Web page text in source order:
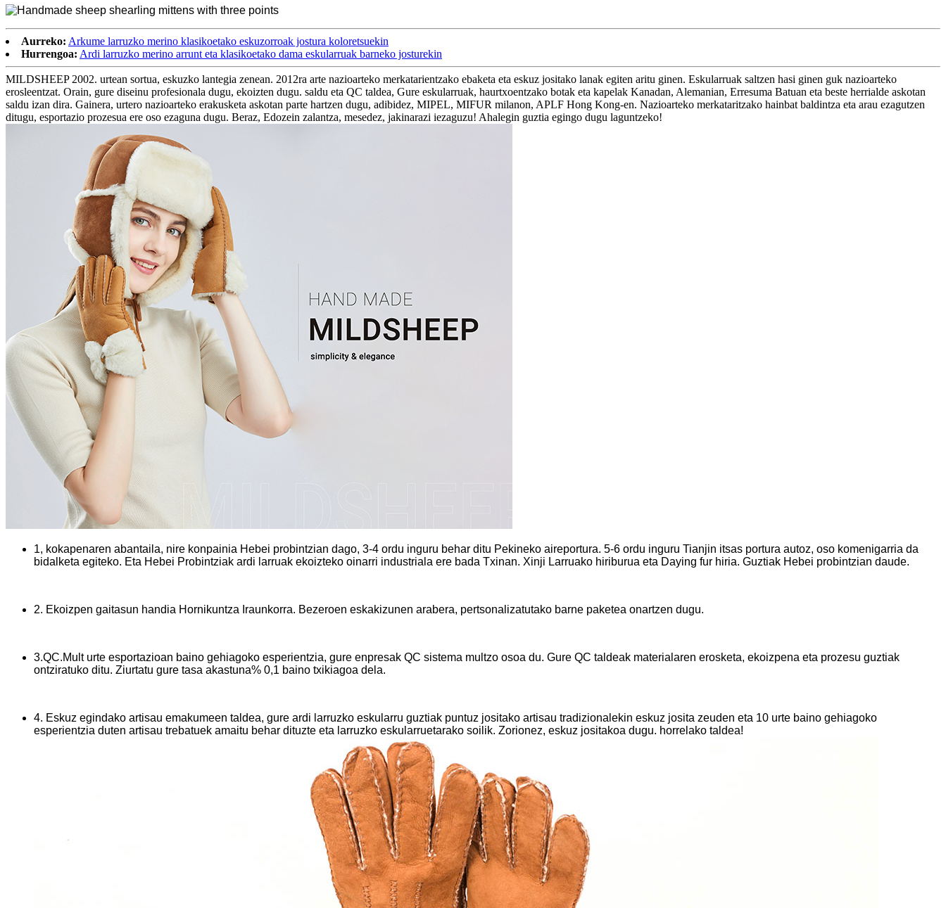
Aurreko: Arkume larruzko merino klasikoetako eskuzorroak jostura koloretsuekin
Hurrengoa: Ardi larruzko merino arrunt eta klasikoetako dama eskularruak barneko josturekin
MILDSHEEP 2002. urtean sortua, eskuzko lantegia zenean. 2012ra arte nazioarteko merkatarientzako ebaketa eta eskuz jositako lanak egiten aritu ginen. Eskularruak saltzen hasi ginen guk nazioarteko
erosleentzat. Orain, gure diseinu profesionala dugu, ekoizten dugu. saldu eta QC taldea, Gure eskularruak, haurtxoentzako botak eta kapelak Kanadan, Alemanian, Erresuma Batuan eta beste herrialde askotan
saldu izan dira. Gainera, urtero nazioarteko erakusketa askotan parte hartzen dugu, adibidez, MIPEL, MIFUR milanon, APLF Hong Kong-en. Nazioarteko merkataritzako hainbat baldintza eta arau ezagutzen
ditugu, esportazio prozesua ere oso ezaguna dugu. Beraz, Edozein zalantza, mesedez, jakinarazi iezaguzu! Ahalegin guztia egingo dugu laguntzeko!
1, kokapenaren abantaila, nire konpainia Hebei probintzian dago, 3-4 ordu inguru behar ditu Pekineko aireportura. 5-6 ordu inguru Tianjin itsas portura autoz, oso komenigarria da
bidalketa egiteko. Eta Hebei Probintziak ardi larruak ekoizteko oinarri industriala ere bada Txinan. Xinji Larruako hiriburua eta Daying fur hiria. Guztiak Hebei probintzian daude.
2. Ekoizpen gaitasun handia Hornikuntza Iraunkorra. Bezeroen eskakizunen arabera, pertsonalizatutako barne paketea onartzen dugu.
3.QC.Mult urte esportazioan baino gehiagoko esperientzia, gure enpresak QC sistema multzo osoa du. Gure QC taldeak materialaren erosketa, ekoizpena eta prozesu guztiak
ontziratuko ditu. Ziurtatu gure tasa akastuna% 0,1 baino txikiagoa dela.
4. Eskuz egindako artisau emakumeen taldea, gure ardi larruzko eskularru guztiak puntuz jositako artisau tradizionalekin eskuz josita zeuden eta 10 urte baino gehiagoko
esperientzia duten artisau trebatuek amaitu behar dituzte eta larruzko eskularruetarako soilik. Zorionez, eskuz jositakoa dugu. horrelako taldea!